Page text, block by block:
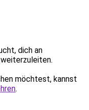
dich an
weiterzuleiten.
möchtest, kannst
.